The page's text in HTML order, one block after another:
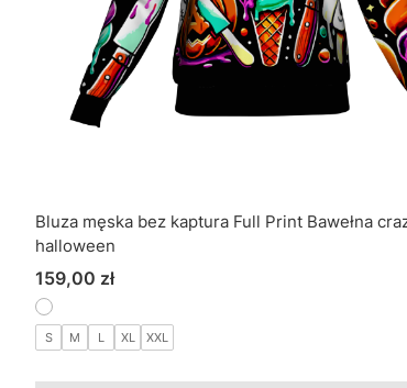
Bluza męska bez kaptura Full Print Bawełna crazy
halloween
Cena
159,00 zł
S M L XL XXL